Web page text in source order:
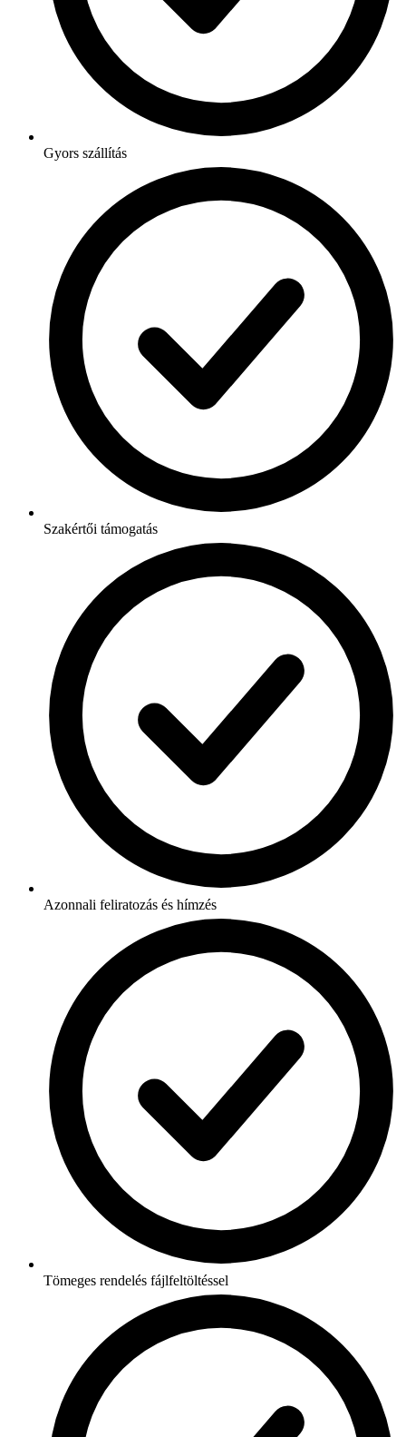
Gyors szállítás
Szakértői támogatás
Azonnali feliratozás és hímzés
Tömeges rendelés fájlfeltöltéssel